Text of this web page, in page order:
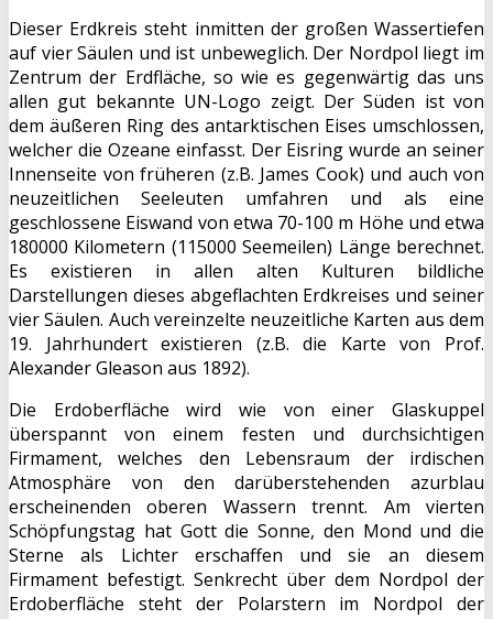
Dieser Erdkreis steht inmitten der großen Wassertiefen
auf vier Säulen und ist unbeweglich. Der Nordpol liegt im
Zentrum der Erdfläche, so wie es gegenwärtig das uns
allen gut bekannte UN-Logo zeigt. Der Süden ist von
dem äußeren Ring des antarktischen Eises umschlossen,
welcher die Ozeane einfasst. Der Eisring wurde an seiner
Innenseite von früheren (z.B. James Cook) und auch von
neuzeitlichen Seeleuten umfahren und als eine
geschlossene Eiswand von etwa 70-100 m Höhe und etwa
180000 Kilometern (115000 Seemeilen) Länge berechnet.
Es existieren in allen alten Kulturen bildliche
Darstellungen dieses abgeflachten Erdkreises und seiner
vier Säulen. Auch vereinzelte neuzeitliche Karten aus dem
19. Jahrhundert existieren (z.B. die Karte von Prof.
Alexander Gleason aus 1892).
Die Erdoberfläche wird wie von einer Glaskuppel
überspannt von einem festen und durchsichtigen
Firmament, welches den Lebensraum der irdischen
Atmosphäre von den darüberstehenden azurblau
erscheinenden oberen Wassern trennt. Am vierten
Schöpfungstag hat Gott die Sonne, den Mond und die
Sterne als Lichter erschaffen und sie an diesem
Firmament befestigt. Senkrecht über dem Nordpol der
Erdoberfläche steht der Polarstern im Nordpol der